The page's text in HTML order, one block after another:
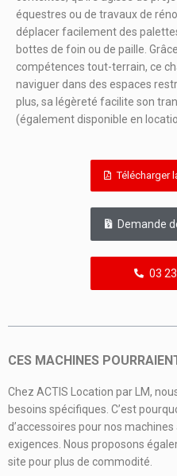
équestres ou de travaux de
déplacer facilement des
bottes de foin ou de paille.
compétences tout-terrain, ce
naviguer dans des espaces
plus, sa légèreté facilite son
(également disponible en
Télécharger
Demande
03
CES MACHINES
Chez ACTIS Location par LM,
besoins spécifiques. C’est
d’accessoires pour nos
exigences. Nous proposons
site pour plus de commodité.